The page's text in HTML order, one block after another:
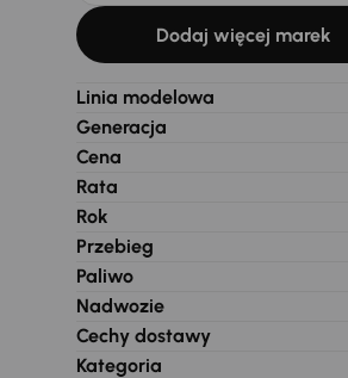
Dodaj więcej marek
Linia modelowa
Generacja
Cena
Rata
Rok
Przebieg
Paliwo
Nadwozie
Cechy dostawy
Kategoria